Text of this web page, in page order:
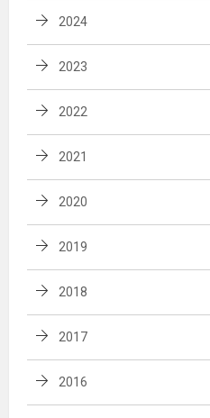
2024
2023
2022
2021
2020
2019
2018
2017
2016